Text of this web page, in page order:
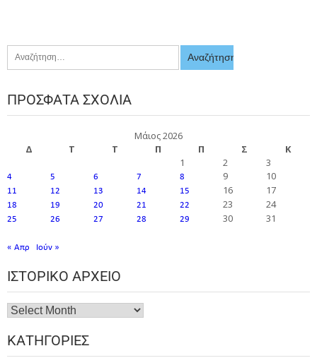
ΠΡΌΣΦΑΤΑ ΣΧΌΛΙΑ
Μάιος 2026
Δ
Τ Τ Π Π Σ
Κ
1
2 3
4 5 6 7 8 9 10
11 12 13 14 15 16 17
18 19 20 21 22 23 24
25 26 27 28 29 30 31
« Απρ Ιούν »
ΙΣΤΟΡΙΚΌ ΑΡΧΕΊΟ
ΚΑΤΗΓΟΡΊΕΣ